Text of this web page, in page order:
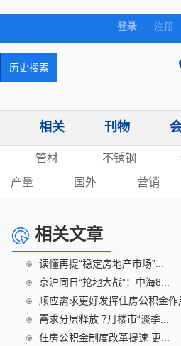
相关 刊物
管材 不锈钢
产量 国外 营销
相关文章
读懂再提“稳定房地产市场”...
京沪同日“抢地大战”：中海8...
顺应需求更好发挥住房公积金作
需求分层释放 7月楼市“淡季...
住房公积金制度改革提速 更...